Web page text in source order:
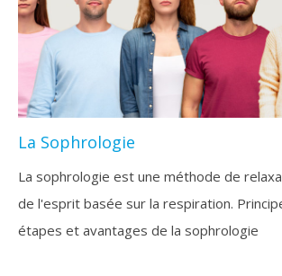
La Sophrologie
La sophrologie est une méthode de
de l'esprit basée sur la respiration.
étapes et avantages de la sophrologie